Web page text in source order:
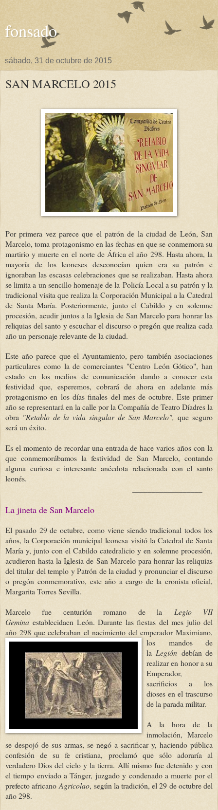
fonsado
sábado, 31 de octubre de 2015
SAN MARCELO 2015
Por primera vez parece que el patrón de la ciudad de León, San
Marcelo, toma protagonismo en las fechas en que se conmemora su
martirio y muerte en el norte de África el año 298. Hasta ahora, la
mayoría de los leoneses desconocían quien era su patrón e
ignoraban las escasas celebraciones que se realizaban. Hasta ahora
se limita a un sencillo homenaje de la Policía Local a su patrón y la
tradicional visita que realiza la Corporación Municipal a la Catedral
de Santa María. Posteriormente, junto el Cabildo y en solemne
procesión, acudir juntos a la Iglesia de San Marcelo para honrar las
reliquias del santo y escuchar el discurso o pregón que realiza cada
año un personaje relevante de la ciudad.
Este año parece que el Ayuntamiento, pero también asociaciones
particulares como la de comerciantes "Centro León Gótico", han
estado en los medios de comunicación dando a conocer esta
festividad que, esperemos, cobrará de ahora en adelante más
protagonismo en los días finales del mes de octubre. Este primer
año se representará en la calle por la Compañía de Teatro Díadres la
obra "Retablo de la vida singular de San Marcelo",que seguro
será un éxito.
Es el momento de recordar una entrada de hace varios años con la
que conmemorábamos la festividad de San Marcelo, contando
alguna curiosa e interesante anécdota relacionada con el santo
leonés.
La jineta de San Marcelo
El pasado 29 de octubre, como viene siendo tradicional todos los
años, la Corporación municipal leonesa visitó la Catedral de Santa
María y, junto con el Cabildo catedralicio y en solemne procesión,
acudieron hasta la Iglesia de San Marcelo para honrar las reliquias
del titular del templo y Patrón de la ciudad y pronunciar el discurso
o pregón conmemorativo, este año a cargo de la cronista oficial,
Margarita Torres Sevilla.
Marcelo fue centurión romano de la Legio VII
Gemina establecidaen León. Durante las fiestas del mes julio del
año 298 que celebraban el nacimiento del emperador Maximiano,
los mandos de
la Legión debían de
realizar en honor a su
Emperador,
sacrificios a los
dioses en el trascurso
de la parada militar.
A la hora de la
inmolación, Marcelo
se despojó de sus armas, se negó a sacrificar y, haciendo pública
confesión de su fe cristiana, proclamó que sólo adoraría al
verdadero Dios del cielo y la tierra. Allí mismo fue detenido y con
el tiempo enviado a Tánger, juzgado y condenado a muerte por el
prefecto africanoAgricolao, según la tradición, el 29 de octubre del
año 298.